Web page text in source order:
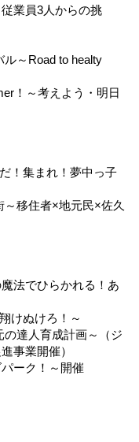
業員3人からの挑
ル～Road to healty
！～考えよう・明日
！集まれ！夢中っ子
～移住者×地元民×佐久
法でひらかれる！あ
けぬけろ！～
の達人育成計画～（ジ
事業開催）
ーク！～開催